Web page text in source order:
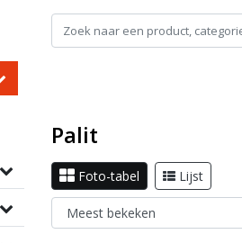
Palit
Foto-tabel Lijst